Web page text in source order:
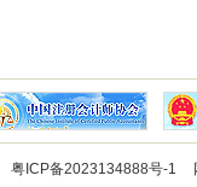
粤ICP备2023134888号-1